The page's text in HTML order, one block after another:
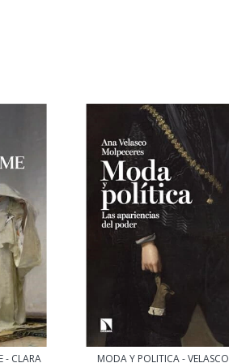
- CLARA MODA Y POLITICA - VELASCO